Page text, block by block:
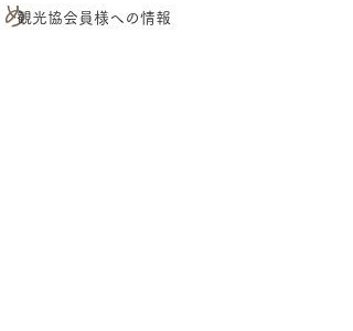
観光協会員様への情報
め